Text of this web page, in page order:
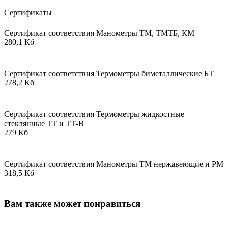
Сертификаты
Сертификат соответствия Манометры ТМ, ТМТБ, КМ
280,1 Кб
Сертификат соответствия Термометры биметаллические БТ
278,2 Кб
Сертификат соответствия Термометры жидкостные
стеклянные ТТ и ТТ-В
279 Кб
Сертификат соответствия Манометры ТМ нержавеющие и РМ
318,5 Кб
Вам также может понравиться